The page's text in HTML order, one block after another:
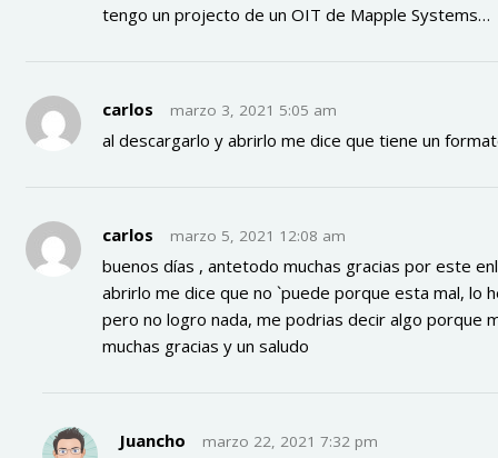
tengo un projecto de un OIT de Mapple Systems…
carlos marzo 3, 2021 5:05 am
al descargarlo y abrirlo me dice que tiene un
carlos marzo 5, 2021 12:08 am
buenos días , antetodo muchas gracias por este
abrirlo me dice que no `puede porque esta mal, lo
pero no logro nada, me podrias decir algo porque
muchas gracias y un saludo
Juancho marzo 22, 2021 7:32 pm